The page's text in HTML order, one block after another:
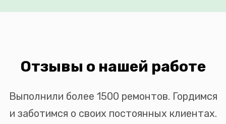
Отзывы о нашей работе
Выполнили более 1500 ремонтов. Гордимся
и заботимся о своих постоянных клиентах.